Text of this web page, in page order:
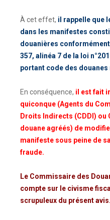
À cet effet, il rappelle que
dans les manifestes
douanières
357, alinéa 7 de la loi
portant code des douanes
En conséquence, il est fait
quiconque (Agents du
Droits Indirects (CDDI)
douane agréés) de
manifeste sous peine de
fraude.
Le Commissaire des
compte sur le civisme
scrupuleux du présent avis.